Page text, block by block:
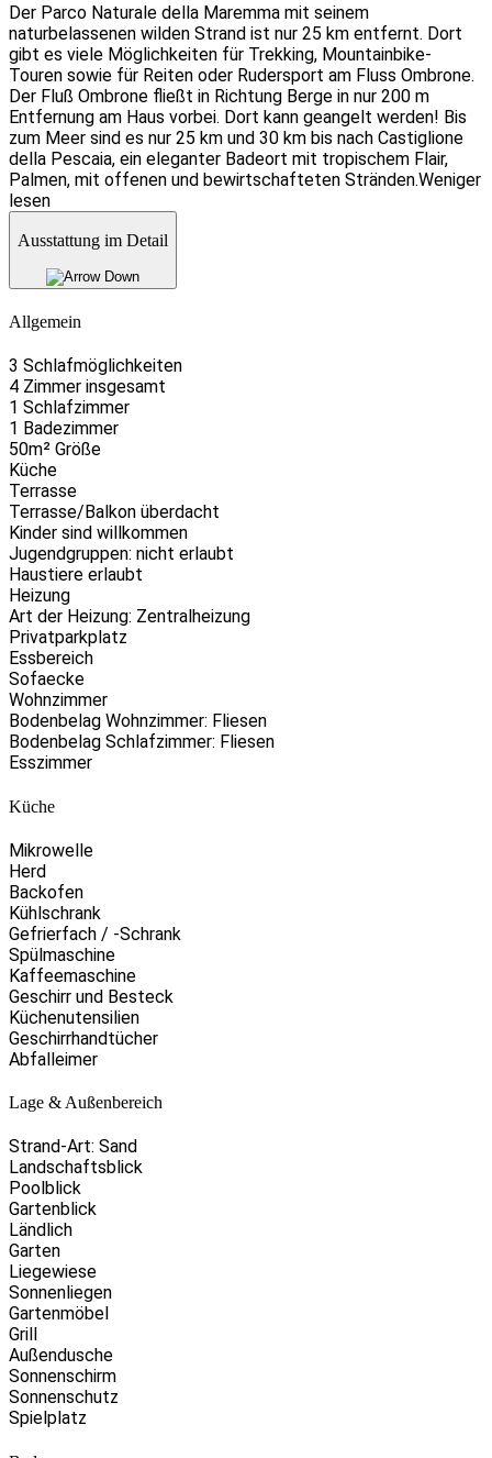
Der Parco Naturale della Maremma mit seinem
naturbelassenen wilden Strand ist nur 25 km entfernt. Dort
gibt es viele Möglichkeiten für Trekking, Mountainbike-
Touren sowie für Reiten oder Rudersport am Fluss Ombrone.
Der Fluß Ombrone fließt in Richtung Berge in nur 200 m
Entfernung am Haus vorbei. Dort kann geangelt werden! Bis
zum Meer sind es nur 25 km und 30 km bis nach Castiglione
della Pescaia, ein eleganter Badeort mit tropischem Flair,
Palmen, mit offenen und bewirtschafteten Stränden.Weniger
lesen
Ausstattung im Detail
Allgemein
3 Schlafmöglichkeiten
4 Zimmer insgesamt
1 Schlafzimmer
1 Badezimmer
50m² Größe
Küche
Terrasse
Terrasse/Balkon überdacht
Kinder sind willkommen
Jugendgruppen: nicht erlaubt
Haustiere erlaubt
Heizung
Art der Heizung: Zentralheizung
Privatparkplatz
Essbereich
Sofaecke
Wohnzimmer
Bodenbelag Wohnzimmer: Fliesen
Bodenbelag Schlafzimmer: Fliesen
Esszimmer
Küche
Mikrowelle
Herd
Backofen
Kühlschrank
Gefrierfach / -Schrank
Spülmaschine
Kaffeemaschine
Geschirr und Besteck
Küchenutensilien
Geschirrhandtücher
Abfalleimer
Lage & Außenbereich
Strand-Art: Sand
Landschaftsblick
Poolblick
Gartenblick
Ländlich
Garten
Liegewiese
Sonnenliegen
Gartenmöbel
Grill
Außendusche
Sonnenschirm
Sonnenschutz
Spielplatz